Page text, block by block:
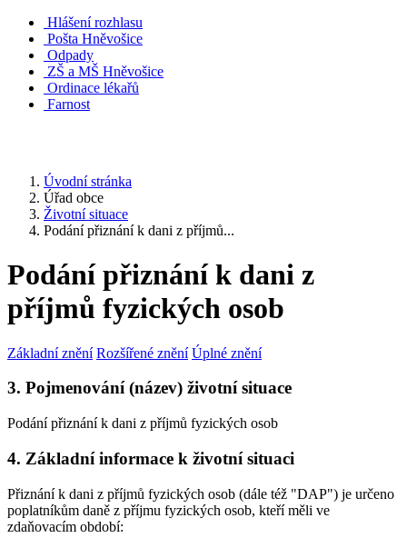
Hlášení rozhlasu
Pošta Hněvošice
Odpady
ZŠ a MŠ Hněvošice
Ordinace lékařů
Farnost
Úvodní stránka
Úřad obce
Životní situace
Podání přiznání k dani z příjmů...
Podání přiznání k dani z
příjmů fyzických osob
Základní znění Rozšířené znění Úplné znění
3. Pojmenování (název) životní situace
Podání přiznání k dani z příjmů fyzických osob
4. Základní informace k životní situaci
Přiznání k dani z příjmů fyzických osob (dále též "DAP") je určeno
poplatníkům daně z příjmu fyzických osob, kteří měli ve
zdaňovacím období: